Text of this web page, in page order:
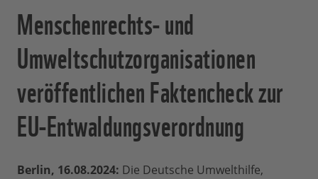
Menschenrechts- und
Umweltschutzorganisationen
veröffentlichen Faktencheck zur
EU-Entwaldungsverordnung
Berlin, 16.08.2024: Die Deutsche Umwelthilfe,